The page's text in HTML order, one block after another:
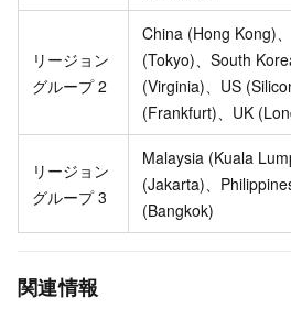
リージョン
グループ 2
China (Hong Kong)
(Tokyo)、South
(Virginia)、US
(Frankfurt)、UK
リージョン
グループ 3
Malaysia (Kuala
(Jakarta)、
(Bangkok)
関連情報